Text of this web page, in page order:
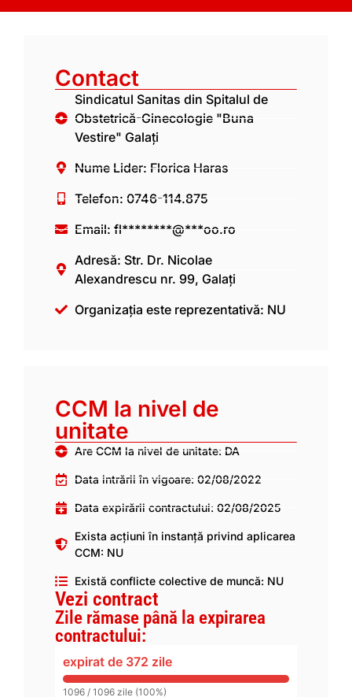
Contact
Sindicatul Sanitas din Spitalul de
Obstetrică-Ginecologie "Buna
Vestire" Galați
Nume Lider: Florica Haras
Telefon: 0746-114.875
Email: fl********@***oo.ro
Adresă: Str. Dr. Nicolae
Alexandrescu nr. 99, Galați
Organizația este reprezentativă: NU
CCM la nivel de
unitate
Are CCM la nivel de unitate: DA
Data intrării în vigoare: 02/08/2022
Data expirării contractului: 02/08/2025
Exista acțiuni în instanță privind aplicarea
CCM: NU
Există conflicte colective de muncă: NU
Vezi contract
Zile rămase până la expirarea
contractului:
expirat de 372 zile
1096 / 1096 zile (100%)